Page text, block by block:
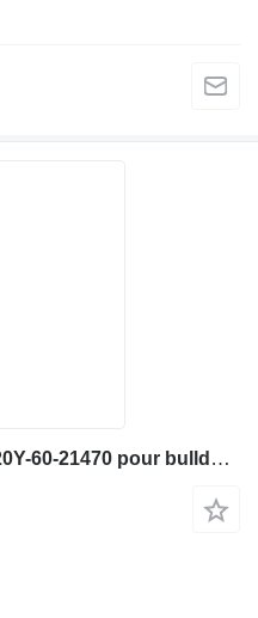
Filtre hydraulique Komatsu 20Y-60-21470 pour bulldozer Komatsu D65EX-12, D65PX-1